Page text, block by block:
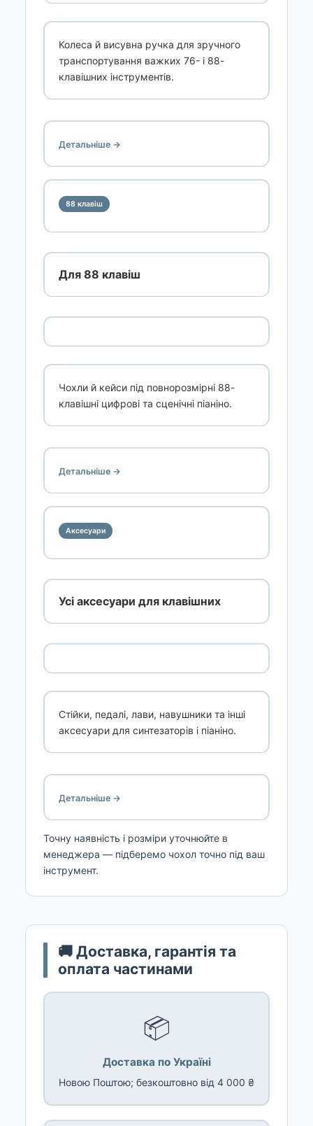
Колеса й висувна ручка для зручного
транспортування важких 76- і 88-
клавішних інструментів.
Детальніше →
88 клавіш
Для 88 клавіш
Чохли й кейси під повнорозмірні 88-
клавішні цифрові та сценічні піаніно.
Детальніше →
Аксесуари
Усі аксесуари для клавішних
Стійки, педалі, лави, навушники та інші
аксесуари для синтезаторів і піаніно.
Детальніше →
Точну наявність і розміри уточнюйте в
менеджера — підберемо чохол точно під ваш
інструмент.
🚚 Доставка, гарантія та
оплата частинами
📦
Доставка по Україні
Новою Поштою; безкоштовно від 4 000 ₴